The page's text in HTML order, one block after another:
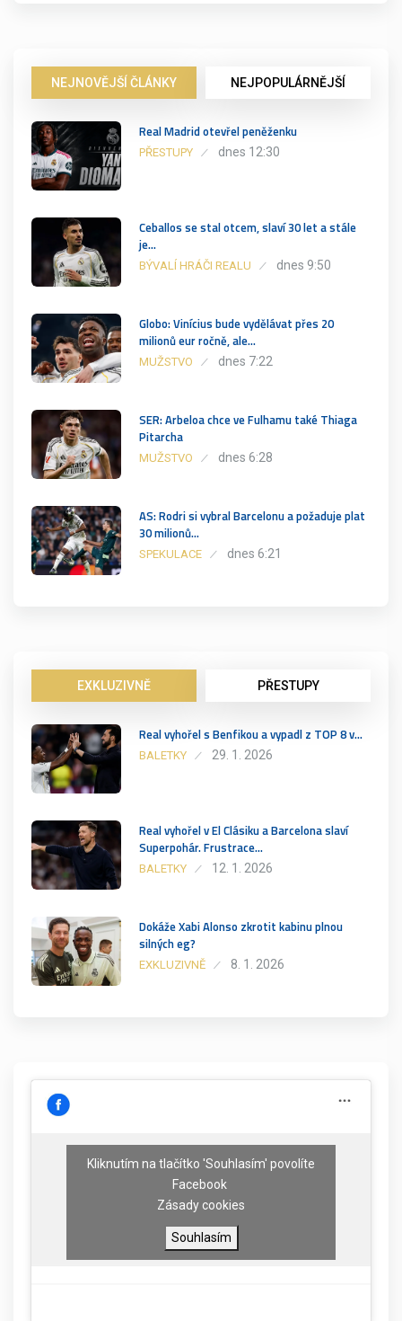
NEJNOVĚJŠÍ ČLÁNKY NEJPOPULÁRNĚJŠÍ
Real Madrid otevřel peněženku
PŘESTUPY dnes 12:30
Ceballos se stal otcem, slaví 30 let a stále
je…
BÝVALÍ HRÁČI REALU dnes 9:50
Globo: Vinícius bude vydělávat přes 20
milionů eur ročně, ale…
MUŽSTVO dnes 7:22
SER: Arbeloa chce ve Fulhamu také Thiaga
Pitarcha
MUŽSTVO dnes 6:28
AS: Rodri si vybral Barcelonu a požaduje plat
30 milionů…
SPEKULACE dnes 6:21
EXKLUZIVNĚ PŘESTUPY
Real vyhořel s Benfikou a vypadl z TOP 8 v…
BALETKY 29. 1. 2026
Real vyhořel v El Clásiku a Barcelona slaví
Superpohár. Frustrace…
BALETKY 12. 1. 2026
Dokáže Xabi Alonso zkrotit kabinu plnou
silných eg?
EXKLUZIVNĚ 8. 1. 2026
Kliknutím na tlačítko 'Souhlasím' povolíte
Facebook
Zásady cookies
Souhlasím